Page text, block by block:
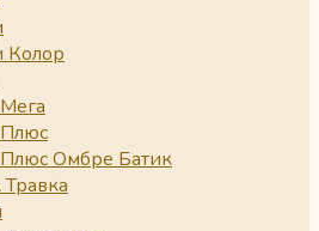
Омбре Батик